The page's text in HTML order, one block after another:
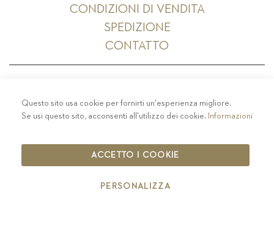
CONDIZIONI DI VENDITA
SPEDIZIONE
CONTATTO
PRIVACY-COLOPHON - COOKIE POLICY
CODICE ETICO
IT00126670215
Questo sito usa cookie per fornirti un'esperienza migliore.
Se usi questo sito, acconsenti all'utilizzo dei cookie. Informazioni
ACCETTO I COOKIE
PERSONALIZZA